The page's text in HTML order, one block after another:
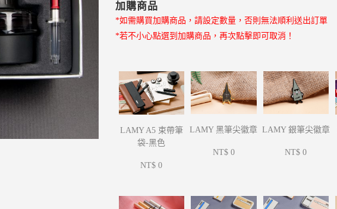
加購商品
*如需購買加購商品，請設定數量，否則無法順利送出訂單
*若不小心點選到加購商品，再次點擊即可取消！
LAMY A5 束帶筆
袋-黑色
NT$ 0
LAMY 黑筆尖徽章
NT$ 0
LAMY 銀筆尖徽章
NT$ 0